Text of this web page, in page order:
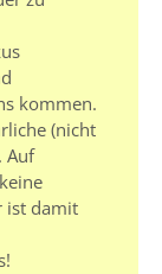
kommen.
(nicht
Auf
ist damit